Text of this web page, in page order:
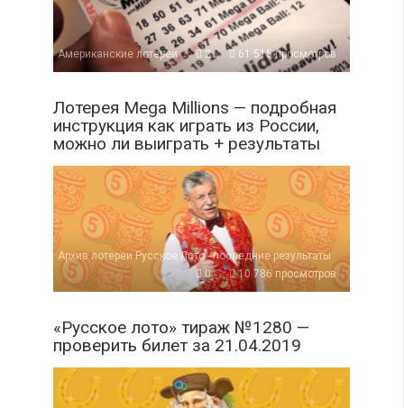
Американские лотереи 2 61 515 просмотров
Лотерея Mega Millions — подробная
инструкция как играть из России,
можно ли выиграть + результаты
Архив лотереи Русское Лото - последние результаты
0
10 786 просмотров
«Русское лото» тираж №1280 —
проверить билет за 21.04.2019